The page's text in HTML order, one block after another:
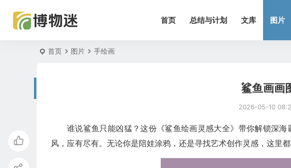
首页 总结与计划 文库 图片
首页 图片 手绘画
鲨鱼画画
2026-05-10
谁说鲨鱼只能凶猛？这份《鲨鱼绘画灵感大全》带你解锁深
风，应有尽有。无论你是陪娃涂鸦，还是寻找艺术创作灵感，这里